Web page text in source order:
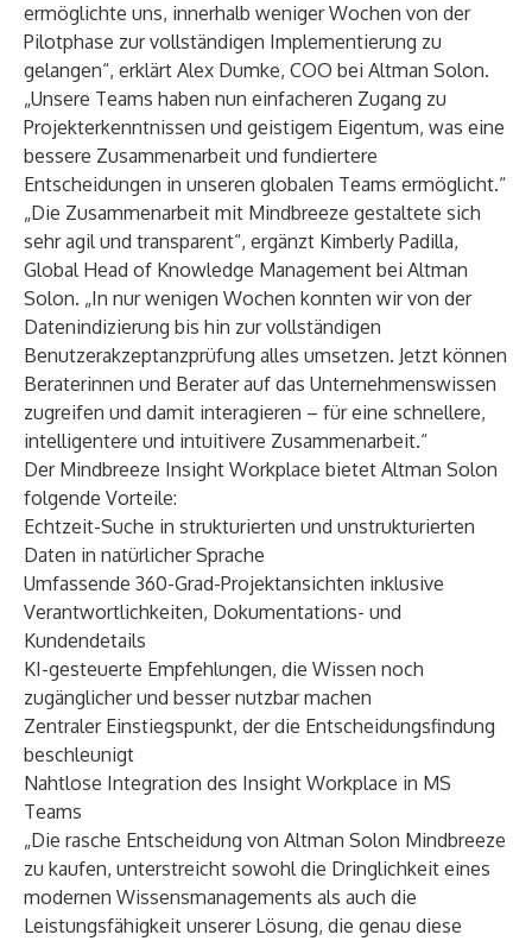
ermöglichte uns, innerhalb weniger Wochen von der
Pilotphase zur vollständigen Implementierung zu
gelangen“, erklärt Alex Dumke, COO bei Altman Solon.
„Unsere Teams haben nun einfacheren Zugang zu
Projekterkenntnissen und geistigem Eigentum, was eine
bessere Zusammenarbeit und fundiertere
Entscheidungen in unseren globalen Teams ermöglicht.“
„Die Zusammenarbeit mit Mindbreeze gestaltete sich
sehr agil und transparent“, ergänzt Kimberly Padilla,
Global Head of Knowledge Management bei Altman
Solon. „In nur wenigen Wochen konnten wir von der
Datenindizierung bis hin zur vollständigen
Benutzerakzeptanzprüfung alles umsetzen. Jetzt können
Beraterinnen und Berater auf das Unternehmenswissen
zugreifen und damit interagieren – für eine schnellere,
intelligentere und intuitivere Zusammenarbeit.“
Der Mindbreeze Insight Workplace bietet Altman Solon
folgende Vorteile:
Echtzeit-Suche in strukturierten und unstrukturierten
Daten in natürlicher Sprache
Umfassende 360-Grad-Projektansichten inklusive
Verantwortlichkeiten, Dokumentations- und
Kundendetails
KI-gesteuerte Empfehlungen, die Wissen noch
zugänglicher und besser nutzbar machen
Zentraler Einstiegspunkt, der die Entscheidungsfindung
beschleunigt
Nahtlose Integration des Insight Workplace in MS
Teams
„Die rasche Entscheidung von Altman Solon Mindbreeze
zu kaufen, unterstreicht sowohl die Dringlichkeit eines
modernen Wissensmanagements als auch die
Leistungsfähigkeit unserer Lösung, die genau diese